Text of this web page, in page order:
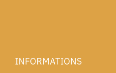
INFORMATIONS